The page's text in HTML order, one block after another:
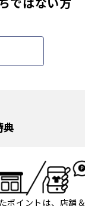
典
ポイントは、店舗＆